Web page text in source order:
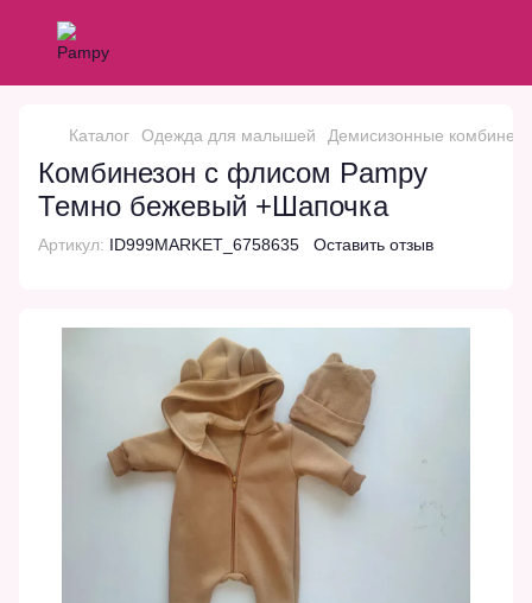
Каталог Одежда для малышей Демисизонные
Комбинезон с флисом Pampy
Темно бежевый +Шапочка
Артикул: ID999MARKET_6758635 Оставить отзыв